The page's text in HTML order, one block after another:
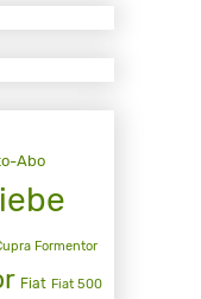
Abo
Formentor
Fiat Fiat 500